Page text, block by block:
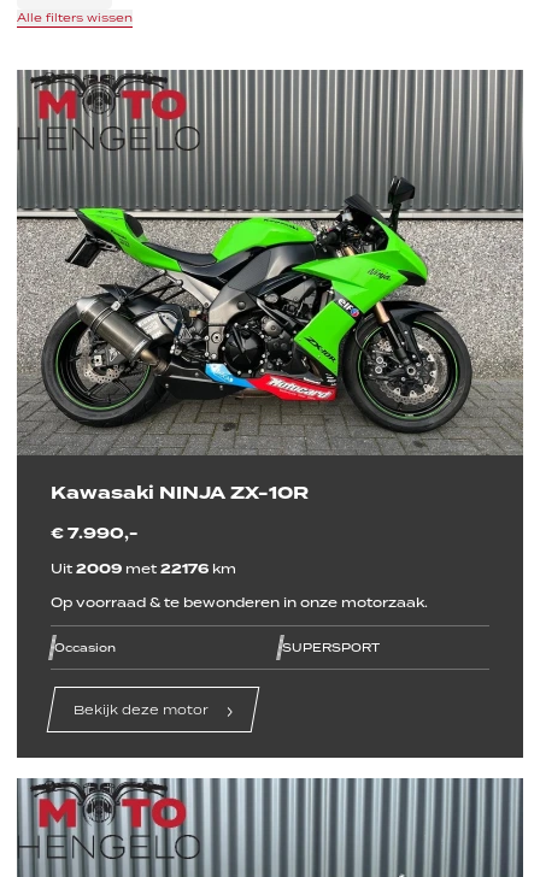
Alle filters wissen
Kawasaki NINJA ZX-10R
€ 7.990,-
Uit 2009 met 22176 km
Op voorraad & te bewonderen in onze motorzaak.
line
line
line
Occasion line
line
line
SUPERSPORT
Bekijk deze motor